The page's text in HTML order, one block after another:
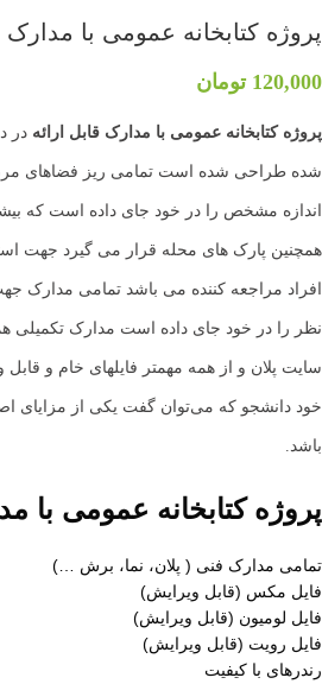
پروژه کتابخانه عمومی با مدارک
120,000 تومان
پروژه کتابخانه عمومی با مدارک قابل ارائه در
شده طراحی شده است تمامی ریز فضاهای مربوط
اندازه مشخص را در خود جای داده است که
همچنین پارک های محله قرار می گیرد جهت
افراد مراجعه کننده می باشد تمامی مدارک
نظر را در خود جای داده است مدارک تکمیلی
سایت پلان و از همه مهمتر فایلهای خام و
خود دانشجو که می‌توان گفت یکی از مزایای
باشد.
پروژه کتابخانه عمومی با
تمامی مدارک فنی ( پلان، نما، برش …)
فایل مکس (قابل ویرایش)
فایل لومیون (قابل ویرایش)
فایل رویت (قابل ویرایش)
رندرهای با کیفیت